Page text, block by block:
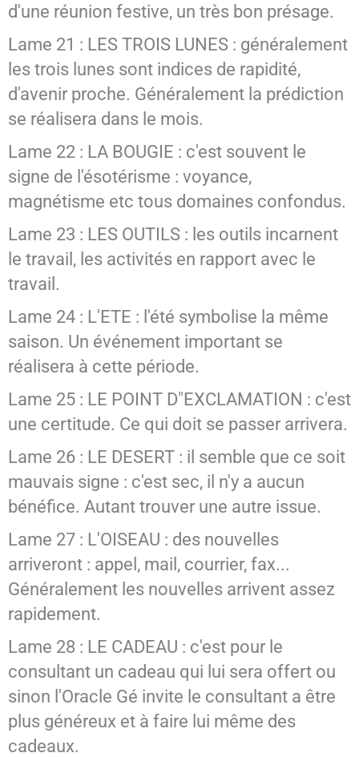
d'une réunion festive, un très bon présage.
Lame 21 : LES TROIS LUNES : généralement
les trois lunes sont indices de rapidité,
d'avenir proche. Généralement la prédiction
se réalisera dans le mois.
Lame 22 : LA BOUGIE : c'est souvent le
signe de l'ésotérisme : voyance,
magnétisme etc tous domaines confondus.
Lame 23 : LES OUTILS : les outils incarnent
le travail, les activités en rapport avec le
travail.
Lame 24 : L'ETE : l'été symbolise la même
saison. Un événement important se
réalisera à cette période.
Lame 25 : LE POINT D"EXCLAMATION : c'est
une certitude. Ce qui doit se passer arrivera.
Lame 26 : LE DESERT : il semble que ce soit
mauvais signe : c'est sec, il n'y a aucun
bénéfice. Autant trouver une autre issue.
Lame 27 : L'OISEAU : des nouvelles
arriveront : appel, mail, courrier, fax...
Généralement les nouvelles arrivent assez
rapidement.
Lame 28 : LE CADEAU : c'est pour le
consultant un cadeau qui lui sera offert ou
sinon l'Oracle Gé invite le consultant a être
plus généreux et à faire lui même des
cadeaux.